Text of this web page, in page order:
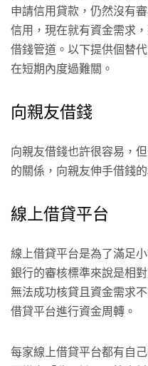
申請信用貸款，仍然沒有
信用，現在就有資金需求
借錢管道。以下提供個替
在短期內度過難關。
向親友借錢
向親友借錢也許很容易，
的關係，向親友伸手借錢
線上借貸平台
線上借貸平台是為了滿足
銀行的審核標準來說是相
無法成功核貸且資金需求
借貸平台進行資金周轉。
每家線上借貸平台都有自